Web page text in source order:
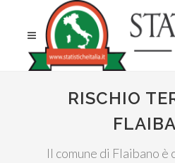
RISCHIO
Il comune di Flaibano è